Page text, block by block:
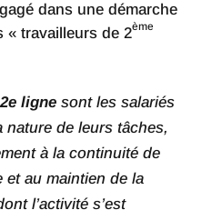
dans une démarche
« travailleurs de 2ème
lignesont les salariés
de leurs tâches,
à la continuité de
et au maintien de la
l’activité s’est